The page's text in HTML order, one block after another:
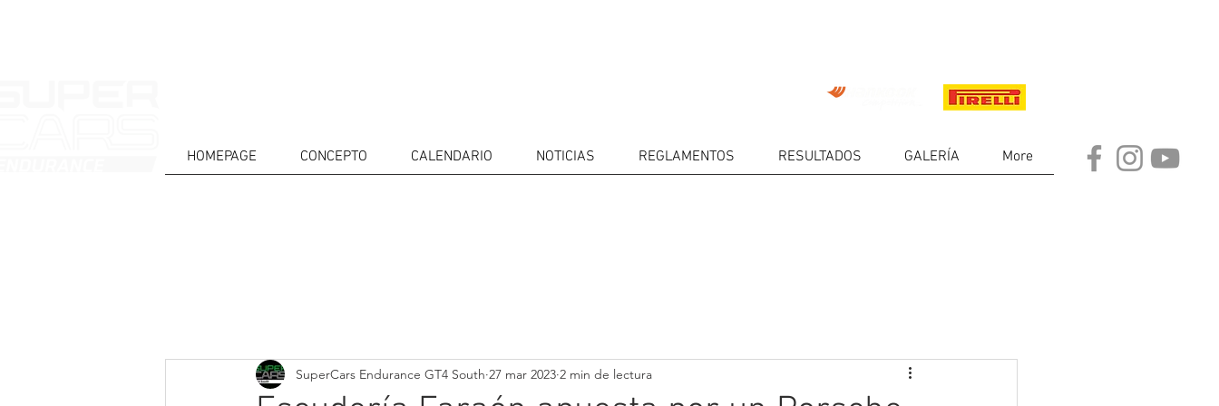
HOMEPAGE CONCEPTO CALENDARIO NOTICIAS REGLAMENTOS RESULTADOS GALERÍA More
SuperCars Endurance GT4 South 27 mar 2023 2 min de lectura